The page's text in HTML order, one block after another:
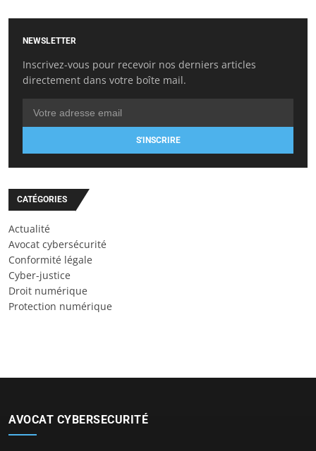
NEWSLETTER
Inscrivez-vous pour recevoir nos derniers articles
directement dans votre boîte mail.
S'INSCRIRE
CATÉGORIES
Actualité
Avocat cybersécurité
Conformité légale
Cyber-justice
Droit numérique
Protection numérique
AVOCAT CYBERSECURITÉ